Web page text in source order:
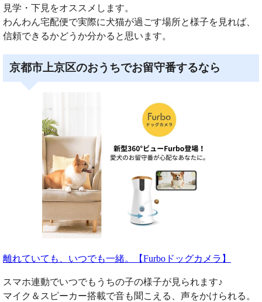
見学・下見をオススメします。
わんわん宅配便で実際に犬猫が過ごす場所と様子を見れば、
信頼できるかどうか分かると思います。
京都市上京区のおうちでお留守番するなら
離れていても、いつでも一緒。【Furboドッグカメラ】
スマホ連動でいつでもうちの子の様子が見られます♪
マイク＆スピーカー搭載で音も聞こえる、声をかけられる。